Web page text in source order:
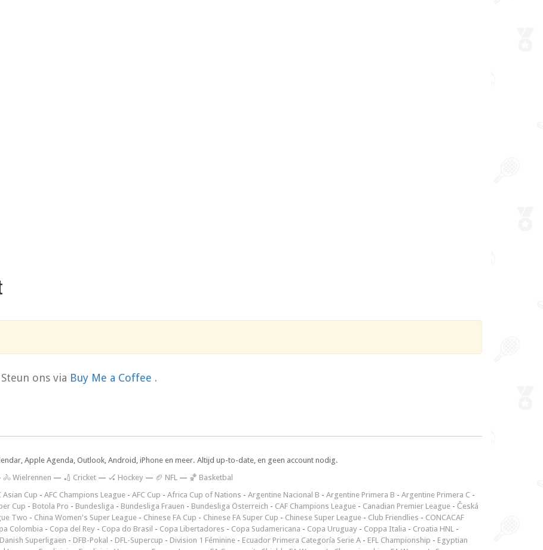
ons via Buy Me a Coffee .
Apple Agenda, Outlook, Android, iPhone en meer. Altijd up-to-date, en geen account nodig.
🚴 Wielrennen — 🏏 Cricket — 🏑 Hockey — 🏈 NFL — 🏀 Basketbal
Asian Cup - AFC Champions League - AFC Cup - Africa Cup of Nations - Argentine Nacional B - Argentine Primera B - Argentine Primera C -
Cup - Botola Pro - Bundesliga - Bundesliga Frauen - Bundesliga Österreich - CAF Champions League - Canadian Premier League - Česká
Two - China Women's Super League - Chinese FA Cup - Chinese FA Super Cup - Chinese Super League - Club Friendlies - CONCACAF
Colombia - Copa del Rey - Copa do Brasil - Copa Libertadores - Copa Sudamericana - Copa Uruguay - Coppa Italia - Croatia HNL -
Danish Superligaen - DFB-Pokal - DFL-Supercup - Division 1 Féminine - Ecuador Primera Categoría Serie A - EFL Championship - Egyptian